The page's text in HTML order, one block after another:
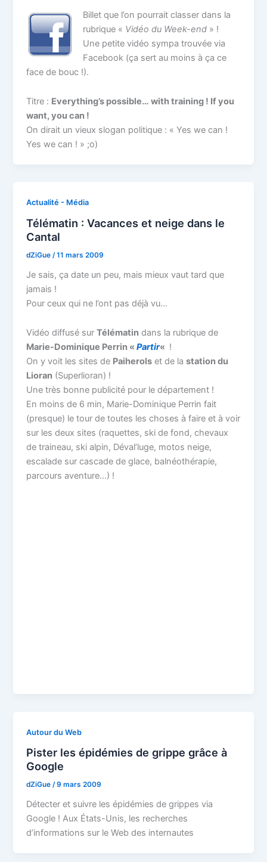
Billet que l’on pourrait classer dans la
rubrique « Vidéo du Week-end» !
Une petite vidéo sympa trouvée via
Facebook (ça sert au moins à ça ce
face de bouc !).
Titre : Everything’s possible… with training ! If you
want, you can !
On dirait un vieux slogan politique : « Yes we can !
Yes we can ! » ;o)
Actualité - Média
Télématin : Vacances et neige dans le
Cantal
dZiGue /11 mars 2009
Je sais, ça date un peu, mais mieux vaut tard que
jamais !
Pour ceux qui ne l’ont pas déjà vu…
Vidéo diffusé surTélématin dans la rubrique de
Marie-Dominique Perrin «Partir« !
On y voit les sites de Paiherols et de lastation du
Lioran (Superlioran) !
Une très bonne publicité pour le département !
En moins de 6 min, Marie-Dominique Perrin fait
(presque) le tour de toutes les choses à faire et à voir
sur les deux sites (raquettes, ski de fond, chevaux
de traineau, ski alpin, Déval’luge, motos neige,
escalade sur cascade de glace, balnéothérapie,
parcours aventure…) !
Autour du Web
Pister les épidémies de grippe grâce à
Google
dZiGue/9 mars 2009
Détecter et suivre les épidémies de grippes via
Google ! Aux États-Unis, les recherches
d’informations sur le Web des internautes